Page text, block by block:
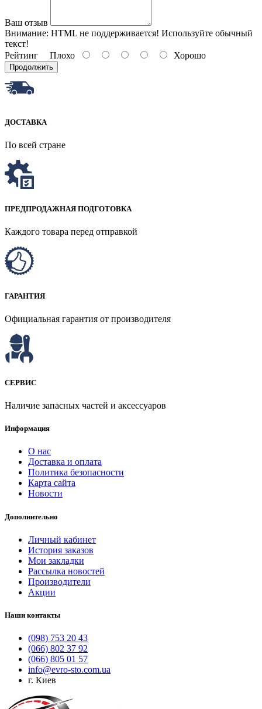
Ваш отзыв
Внимание: HTML не поддерживается! Используйте обычный
текст!
Рейтинг Плохо Хорошо
Продолжить
ДОСТАВКА
По всей стране
ПРЕДПРОДАЖНАЯ ПОДГОТОВКА
Каждого товара перед отправкой
ГАРАНТИЯ
Официальная гарантия от производителя
СЕРВИС
Наличие запасных частей и аксессуаров
Информация
О нас
Доставка и оплата
Политика безопасности
Карта сайта
Новости
Дополнительно
Личный кабинет
История заказов
Мои закладки
Рассылка новостей
Производители
Акции
Наши контакты
(098) 753 20 43
(066) 802 37 92
(066) 805 01 57
info@evro-sto.com.ua
г. Киев